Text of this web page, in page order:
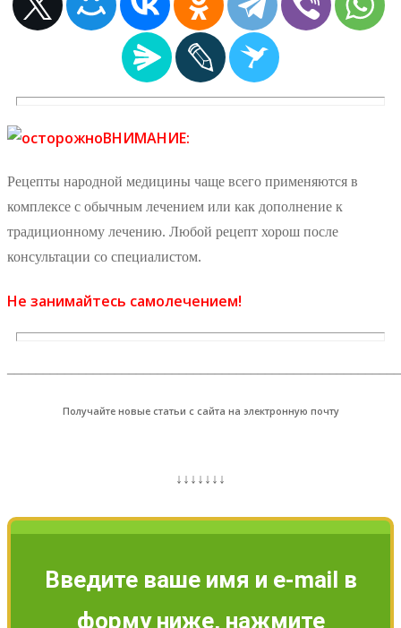
ВНИМАНИЕ:
Рецепты народной медицины чаще всего применяются в
комплексе с обычным лечением или как дополнение к
традиционному лечению. Любой рецепт хорош после
консультации со специалистом.
Не занимайтесь самолечением!
Получайте новые статьи с сайта на электронную почту
↓↓↓↓↓↓↓
Введите ваше имя и e-mail в
форму ниже, нажмите